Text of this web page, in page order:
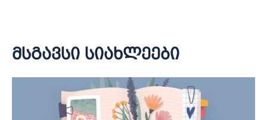
მსგავსი სიახლეები